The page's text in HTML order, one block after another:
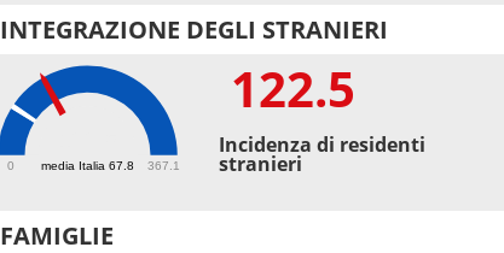
INTEGRAZIONE DEGLI STRANIERI
media Italia 67.8
0 367.1
122.5
Incidenza di residenti
stranieri
FAMIGLIE